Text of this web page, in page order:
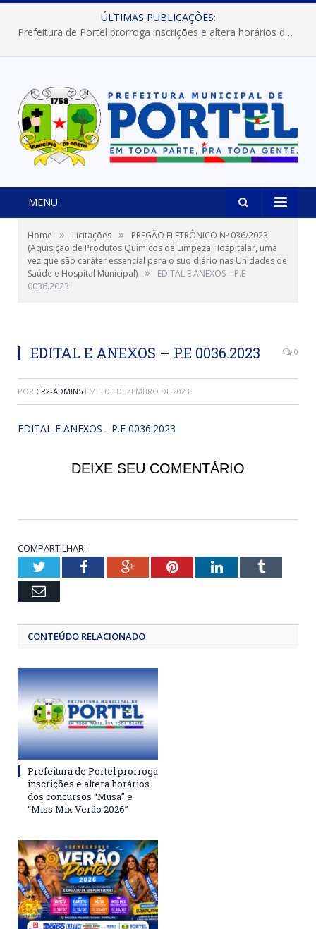
ÚLTIMAS PUBLICAÇÕES:
Prefeitura de Portel prorroga inscrições e altera horários dos concursos “Musa” e “Miss Mix Verão 2026”
MENU
Home » Licitações »
PREGÃO ELETRÔNICO Nº 036/2023
(Aquisição de Produtos Químicos de Limpeza Hospitalar, uma
vez que são caráter essencial para o suo diário nas Unidades de
Saúde e Hospital Municipal) »
EDITAL E ANEXOS – P.E
0036.2023
EDITAL E ANEXOS – P.E 0036.2023 0
POR CR2-ADMIN5 EM 5 DE DEZEMBRO DE 2023
EDITAL E ANEXOS - P.E 0036.2023
DEIXE SEU COMENTÁRIO
COMPARTILHAR:
TwitterFacebookGoogle+PinterestLinkedInTumblr
Email
CONTEÚDO RELACIONADO
Prefeitura de Portel prorroga
inscrições e altera horários
dos concursos “Musa” e
“Miss Mix Verão 2026”